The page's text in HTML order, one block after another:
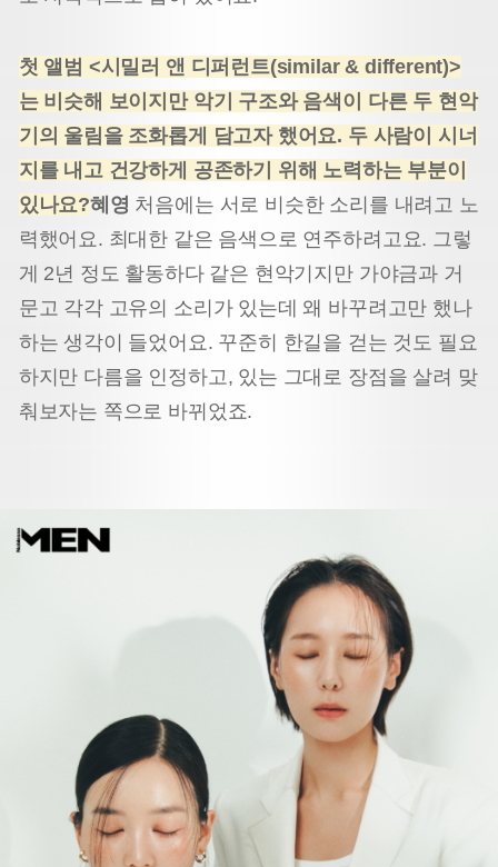
첫 앨범 <시밀러 앤 디퍼런트(similar & different)>
는 비슷해 보이지만 악기 구조와 음색이 다른 두 현악
기의 울림을 조화롭게 담고자 했어요. 두 사람이 시너
지를 내고 건강하게 공존하기 위해 노력하는 부분이
있나요?혜영 처음에는 서로 비슷한 소리를 내려고 노
력했어요. 최대한 같은 음색으로 연주하려고요. 그렇
게 2년 정도 활동하다 같은 현악기지만 가야금과 거
문고 각각 고유의 소리가 있는데 왜 바꾸려고만 했나
하는 생각이 들었어요. 꾸준히 한길을 걷는 것도 필요
하지만 다름을 인정하고, 있는 그대로 장점을 살려 맞
춰보자는 쪽으로 바뀌었죠.